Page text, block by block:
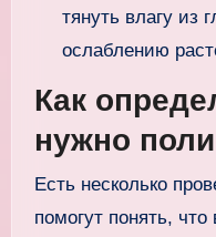
тянуть влагу из
ослаблению
Как
нужно
Есть несколько
помогут понять,